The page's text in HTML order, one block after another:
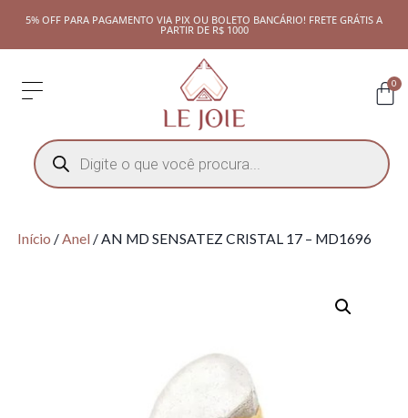
5% OFF PARA PAGAMENTO VIA PIX OU BOLETO BANCÁRIO! FRETE GRÁTIS A
PARTIR DE R$ 1000
0
Início /Anel / AN MD SENSATEZ CRISTAL 17 – MD1696